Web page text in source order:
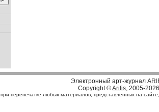
Электронный арт-журнал
Copyright ©Arifis, 2005-2026
при перепечатке любых материалов, представленных на